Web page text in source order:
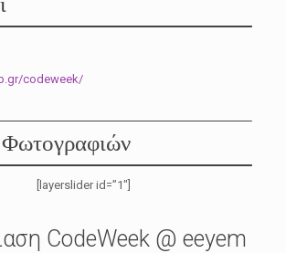
codeweek/
[layerslider id=”1″]
CodeWeek @ eeyem